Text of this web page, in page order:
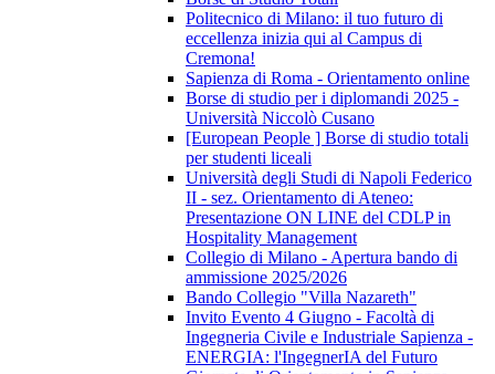
Politecnico di Milano: il tuo futuro di
eccellenza inizia qui al Campus di
Cremona!
Sapienza di Roma - Orientamento online
Borse di studio per i diplomandi 2025 -
Università Niccolò Cusano
[European People ] Borse di studio totali
per studenti liceali
Università degli Studi di Napoli Federico
II - sez. Orientamento di Ateneo:
Presentazione ON LINE del CDLP in
Hospitality Management
Collegio di Milano - Apertura bando di
ammissione 2025/2026
Bando Collegio "Villa Nazareth"
Invito Evento 4 Giugno - Facoltà di
Ingegneria Civile e Industriale Sapienza -
ENERGIA: l'IngegnerIA del Futuro